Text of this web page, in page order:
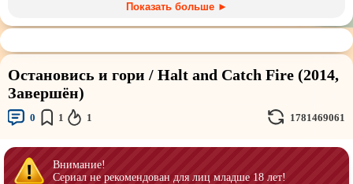
Marvel PIXAR
Sci-Fi (Научнаяфантастика) Trash (трэш) movies
Авангард иСюрреализм Ангелы и Демоны
Аниме
Дорамы
Показать больше ►
Остановись и гори / Halt and Catch Fire (2014,
Завершён)
0 1 1 1781469061
Внимание!
Сериал не рекомендован для лиц младше 18 лет!